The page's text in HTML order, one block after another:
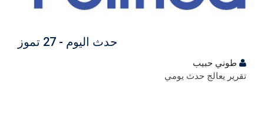
مجاني
حدث اليوم - 27 تموز
تقرير يعالج حدث يومي